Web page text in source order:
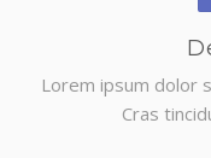
Lorem ipsum dolor
Cras